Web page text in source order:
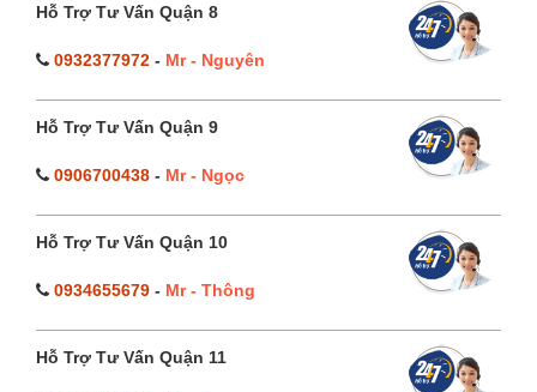
Hỗ Trợ Tư Vấn Quận 8
0932377972 - Mr - Nguyên
Hỗ Trợ Tư Vấn Quận 9
0906700438 - Mr - Ngọc
Hỗ Trợ Tư Vấn Quận 10
0934655679 - Mr - Thông
Hỗ Trợ Tư Vấn Quận 11